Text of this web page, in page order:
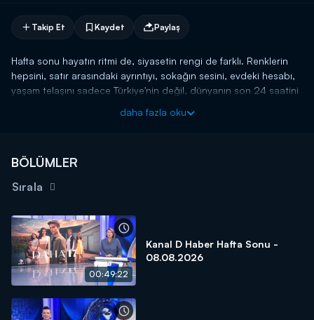
Takip Et Kaydet Paylaş
Hafta sonu hayatın ritmi de, siyasetin rengi de farklı. Renklerin
hepsini, satır arasındaki ayrıntıyı, sokağın sesini, evdeki hesabı,
yaşam telaşını sadece Türkiye'nin değil, dünyanın son 24 saatini
daha fazla oku
BÖLÜMLER
Sırala
00:49:22
Kanal D Haber Hafta Sonu -
08.08.2026